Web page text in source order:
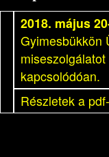
2018. május
Gyimesbükkön
kapcsolódóan.
Részletek a